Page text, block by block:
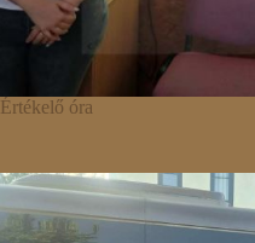
Értékelő óra